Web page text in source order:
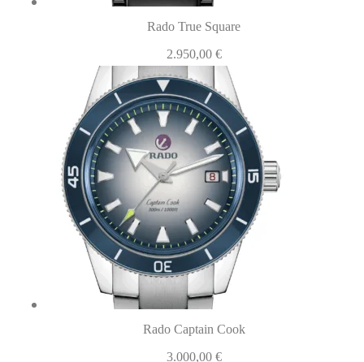
Rado True Square
2.950,00 €
Rado Captain Cook
3.000,00 €